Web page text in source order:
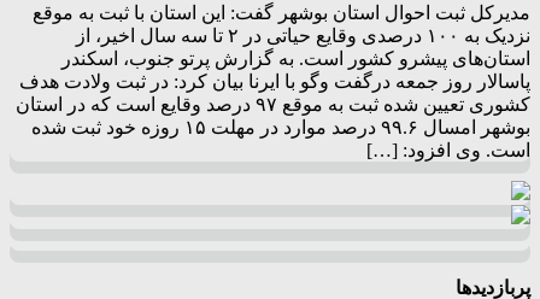
مدیرکل ثبت احوال استان بوشهر گفت: این استان با ثبت به موقع
نزدیک به ۱۰۰ درصدی وقایع حیاتی در ۲ تا سه سال اخیر، از
استان‌های پیشرو کشور است. به گزارش پرتو جنوب، اسکندر
پاسالار روز جمعه درگفت وگو با ایرنا بیان کرد: در ثبت ولادت هدف
کشوری تعیین شده ثبت به موقع ۹۷ درصد وقایع است که در استان
بوشهر امسال ۹۹.۶ درصد موارد در مهلت ۱۵ روزه خود ثبت شده
است. وی افزود: […]
پربازدیدها